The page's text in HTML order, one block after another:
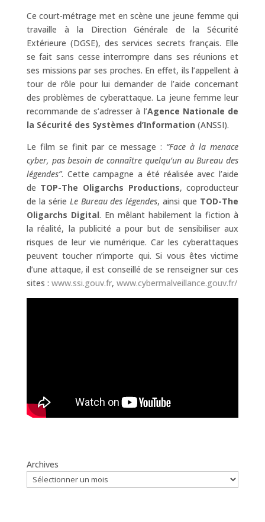
Ce court-métrage met en scène une jeune femme qui
travaille à la Direction Générale de la Sécurité
Extérieure (DGSE), des services secrets français. Elle
se fait sans cesse interrompre dans ses réunions et
ses missions par ses proches. En effet, ils l’appellent à
tour de rôle pour lui demander de l’aide concernant
des problèmes de cyberattaque. La jeune femme leur
recommande de s’adresser à l’Agence Nationale de
la Sécurité des Systèmes d’Information (ANSSI).
Le film se finit par ce message : “Face à la menace
cyber, pas besoin de connaître quelqu’un au Bureau des
légendes”. Cette campagne a été réalisée avec l’aide
de TOP-The Oligarchs Productions, coproducteur
de la série Le Bureau des légendes, ainsi que TOD-The
Oligarchs Digital. En mêlant habilement la fiction à
la réalité, la publicité a pour but de sensibiliser aux
risques de leur vie numérique. Car les cyberattaques
peuvent toucher n’importe qui. Si vous êtes victime
d’une attaque, il est conseillé de se renseigner sur ces
sites : www.ssi.gouv.fr, www.cybermalveillance.gouv.fr/
Archives